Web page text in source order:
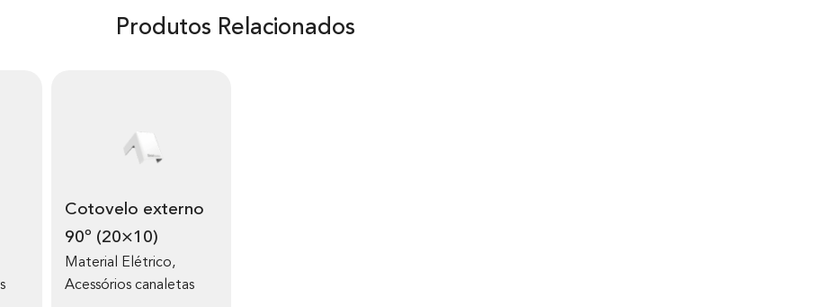
Produtos Relacionados
Cotovelo externo
90º (20×10)
Material Elétrico,
Acessórios canaletas